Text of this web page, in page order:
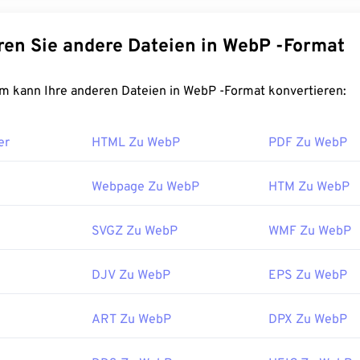
als
JPEG- (JPG)und Portable Network Graphics- (PNG)
Bildqualität auf. WebP-Bilder werden auf Webseiten und
zum Öffnen von WebP ist Google Chrome (Chrome)
Neben Chrome unterstützen alle anderen Webbrowser
Sie
PixelmatorundPhotopea
als kostenlose Bildbetrachter
Photo Viewer undAdobe Photoshop
unbedingt die
Konvertieren Sie andere Dateien in WebP -Format
FreeConvert.com kann Ihre anderen Dateien in WebP -Format konvertieren:
HTML Zu WebP PDF Zu WebP
Webpage Zu WebP HTM Zu WebP
SVGZ Zu WebP WMF Zu WebP
DJV Zu WebP EPS Zu WebP
ART Zu WebP DPX Zu WebP